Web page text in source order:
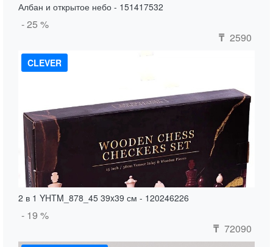
Албан и открытое небо - 151417532
- 25 %
₸ 2590
CLEVER
2 в 1 YHTM_878_45 39x39 см - 120246226
- 19 %
₸ 72090